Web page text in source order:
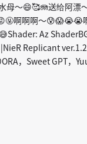
母～😄🥰🪼送给阿漂
啊啊啊～
Az
Replicant
，Sweet GPT，